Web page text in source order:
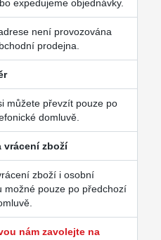
expedujeme objednávky.
není provozována
prodejna.
můžete převzít pouze po
domluvě.
vrácení zboží
zboží i osobní
možné pouze po předchozí
nám zavolejte na